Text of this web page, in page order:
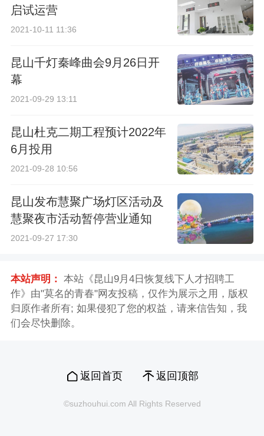
启试运营
2021-10-11 11:36
昆山千灯秦峰曲会9月26日开
幕
2021-09-29 13:11
昆山杜克二期工程预计2022年
6月投用
2021-09-28 10:56
昆山发布慧聚广场灯区活动及
慧聚夜市活动暂停营业通知
2021-09-27 17:30
本站声明： 本站《昆山9月4日恢复线下人才招聘工
作》由"莫名的青春"网友投稿，仅作为展示之用，版权
归原作者所有; 如果侵犯了您的权益，请来信告知，我
们会尽快删除。
返回首页 返回顶部
©suzhouhui.com All Rights Reserved